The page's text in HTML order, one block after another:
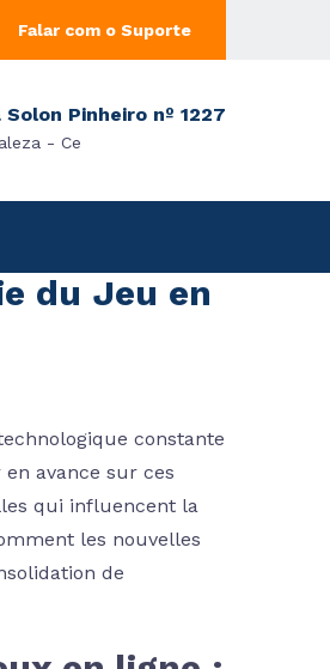
Falar com o Suporte
Solon Pinheiro nº 1227
- Ce
du Jeu en
constante
avance sur ces
qui influencent la
les nouvelles
de